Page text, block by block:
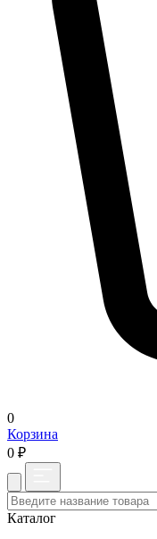
0
Корзина
0 ₽
Каталог